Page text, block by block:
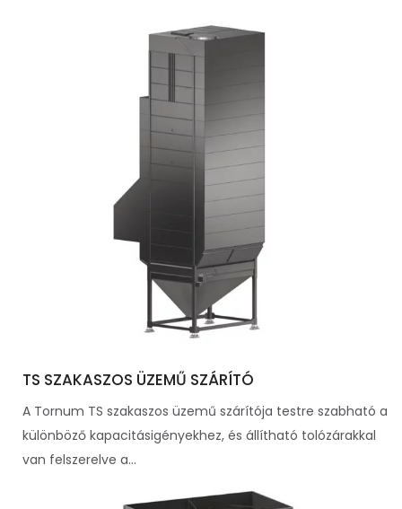
TS SZAKASZOS ÜZEMŰ SZÁRÍTÓ
A Tornum TS szakaszos üzemű szárítója testre szabható a
különböző kapacitásigényekhez, és állítható tolózárakkal
van felszerelve a...